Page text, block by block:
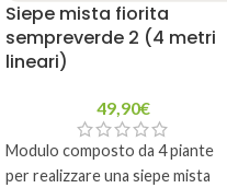
Siepe mista fiorita
sempreverde 2 (4 metri
lineari)
49,90€
Modulo composto da 4 piante
per realizzare una siepe mista